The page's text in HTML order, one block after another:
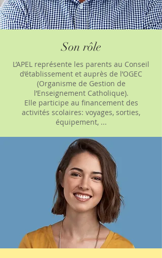
Son rôle
L’APEL représente les parents au Conseil
d’établissement et auprès de l’OGEC
(Organisme de Gestion de
l’Enseignement Catholique).
Elle participe au financement des
activités scolaires: voyages, sorties,
équipement, ...